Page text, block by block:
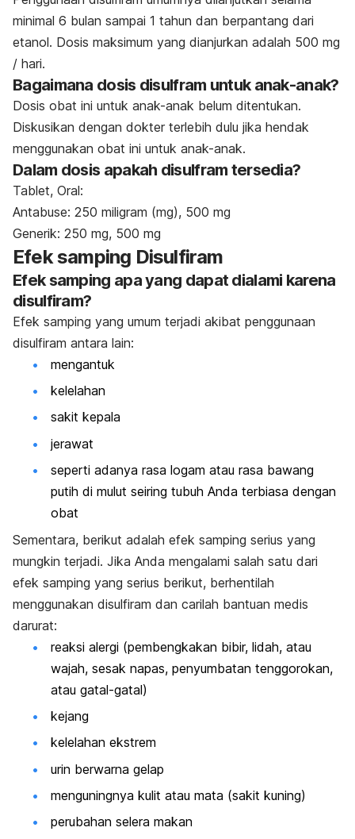
minimal 6 bulan sampai 1 tahun dan berpantang dari
etanol. Dosis maksimum yang dianjurkan adalah 500 mg
/ hari.
Bagaimana dosis disulfram untuk anak-anak?
Dosis obat ini untuk anak-anak belum ditentukan.
Diskusikan dengan dokter terlebih dulu jika hendak
menggunakan obat ini untuk anak-anak.
Dalam dosis apakah disulfram tersedia?
Tablet, Oral:
Antabuse: 250 miligram (mg), 500 mg
Generik: 250 mg, 500 mg
Efek samping Disulfiram
Efek samping apa yang dapat dialami karena
disulfiram?
Efek samping yang umum terjadi akibat penggunaan
disulfiram antara lain:
mengantuk
kelelahan
sakit kepala
jerawat
seperti adanya rasa logam atau rasa bawang
putih di mulut seiring tubuh Anda terbiasa dengan
obat
Sementara, berikut adalah efek samping serius yang
mungkin terjadi. Jika Anda mengalami salah satu dari
efek samping yang serius berikut, berhentilah
menggunakan disulfiram dan carilah bantuan medis
darurat:
reaksi alergi (pembengkakan bibir, lidah, atau
wajah, sesak napas, penyumbatan tenggorokan,
atau gatal-gatal)
kejang
kelelahan ekstrem
urin berwarna gelap
menguningnya kulit atau mata (sakit kuning)
perubahan selera makan